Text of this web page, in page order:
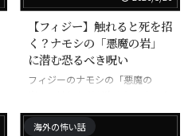
【フィジー】触れると死を招
く？ナモシの「悪魔の岩」
に潜む恐るべき呪い
フィジーのナモシの「悪魔の
る呪われた岩
海外の怖い話